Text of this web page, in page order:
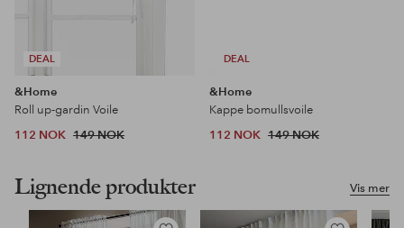
DEAL
&Home
Roll up-gardin Voile
112 NOK 149 NOK
DEAL
&Home
Kappe bomullsvoile
112 NOK 149 NOK
Vis mer
Lignende produkter